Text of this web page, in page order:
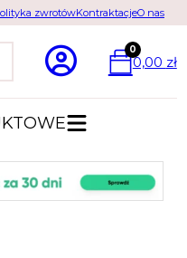
zwrotówKontraktacjeO nas
0
0,00 zł